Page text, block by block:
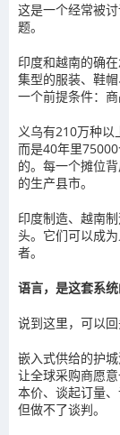
这是一个经常被
题。
印度和越南的确
集型的服装、鞋
一个前提条件：商
义乌有210万种以
而是40年里
的。每一个摊位
的生产县市。
印度制造、越南
头。它们可以成
者。
语言，是这套系
说到这里，可以
嵌入式供给的护
让全球采购商愿
本价、谈起订量
但做不了谈判。